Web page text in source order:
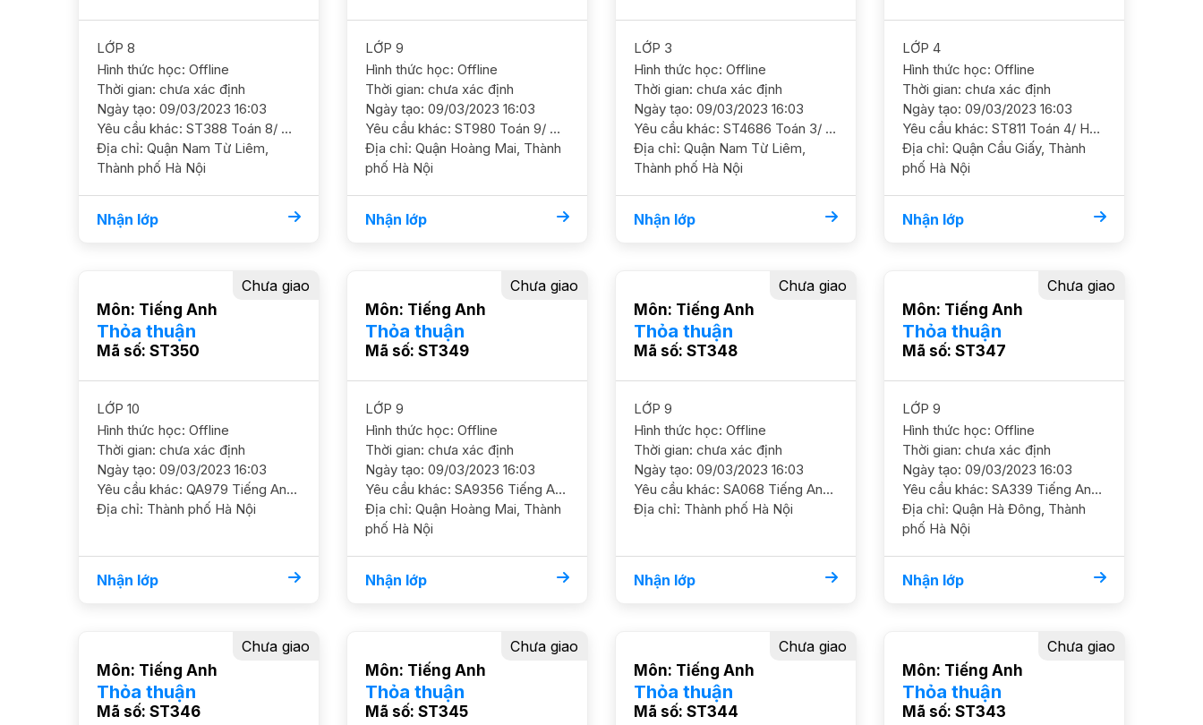
LỚP 8
Hình thức học: Offline
Thời gian: chưa xác định
Ngày tạo: 09/03/2023 16:03
Yêu cầu khác: ST388 Toán 8/ HS Nam/ HL TB Cần học chắc kiến thức cơ bản và ôn luyện thêm, không yêu cầu cao GS nam. ĐC Đầu đường Đại Lộ Thăng Long, Mễ Trì, Nam Từ Liêm HP 160-180/buổi/2h
Địa chỉ: Quận Nam Từ Liêm,
Thành phố Hà Nội
Nhận lớp
LỚP 9
Hình thức học: Offline
Thời gian: chưa xác định
Ngày tạo: 09/03/2023 16:03
Yêu cầu khác: ST980 Toán 9/ HS nữ/ HL Khá Định hướng thi chuyên Sinh KHTN, cần ôn luyện thêm Toán ĐK, Toán chưa tốt GS nam nữ ok. ĐC KĐT Đại Kim, Hoàng Mai Học phí 220 - 250k/b/2h
Địa chỉ: Quận Hoàng Mai, Thành
phố Hà Nội
Nhận lớp
LỚP 3
Hình thức học: Offline
Thời gian: chưa xác định
Ngày tạo: 09/03/2023 16:03
Yêu cầu khác: ST4686 Toán 3/ HS nữ/ HL Khá Cần GS ôn luyện chắc kiến thức cơ bản theo chương trình trên lớp Dạy tại nhà ĐC Vân Canh, NTL GS nữ Lịch học 3 tối/tuần, khung giờ 7h-9h
Địa chỉ: Quận Nam Từ Liêm,
Thành phố Hà Nội
Nhận lớp
LỚP 4
Hình thức học: Offline
Thời gian: chưa xác định
Ngày tạo: 09/03/2023 16:03
Yêu cầu khác: ST811 Toán 4/ HS nam/ TH Nghĩa Tân Cần học chắc cơ bản và ôn luyện thêm. GS nam nữ ok ĐC Ngõ 234 Hoàng Quốc Việt Học 1-2b/tuần. Học phí 150 - 180k/b/2h
Địa chỉ: Quận Cầu Giấy, Thành
phố Hà Nội
Nhận lớp
Môn: Tiếng Anh
Thỏa thuận
Mã số: ST350
Chưa giao
LỚP 10
Hình thức học: Offline
Thời gian: chưa xác định
Ngày tạo: 09/03/2023 16:03
Yêu cầu khác: QA979 Tiếng Anh 10/ HL Khá / HS nam Cần GS ôn luyện chắc kiến thức ngữ pháp và nâng cao thêm, HS đang học thêm TA luyện IE ở TT ĐC Dương Văn Bé, Hai Bà Trưng Học phí 180 - 250k
Địa chỉ: Thành phố Hà Nội
Nhận lớp
Môn: Tiếng Anh
Thỏa thuận
Mã số: ST349
Chưa giao
LỚP 9
Hình thức học: Offline
Thời gian: chưa xác định
Ngày tạo: 09/03/2023 16:03
Yêu cầu khác: SA9356 Tiếng Anh 9/ HS nữ/ HL Khá HS đang ở mức 8 điểm nhưng yếu phần phiên âm và trọng âm, cần củng cố ôn luyện thêm, luyện đề thi cấp 3 GS nữ. ĐC khu đô thị Ao Sào, Thịnh Liệt, Hoàng Mai (gần cầu sét, khu Nam Đô, 609 Trương Định) Học phí 200k - 220k/b/2h
Địa chỉ: Quận Hoàng Mai, Thành
phố Hà Nội
Nhận lớp
Môn: Tiếng Anh
Thỏa thuận
Mã số: ST348
Chưa giao
LỚP 9
Hình thức học: Offline
Thời gian: chưa xác định
Ngày tạo: 09/03/2023 16:03
Yêu cầu khác: SA068 Tiếng Anh 9/ HS nữ/ HL Khá Cần ôn luyện thêm đề thi cấp 3, mục tiêu 9 điểm GS nữ. ĐC ngõ 228 đường Lĩnh Nam Học phí 200 - 250k/b/2h"
Địa chỉ: Thành phố Hà Nội
Nhận lớp
Môn: Tiếng Anh
Thỏa thuận
Mã số: ST347
Chưa giao
LỚP 9
Hình thức học: Offline
Thời gian: chưa xác định
Ngày tạo: 09/03/2023 16:03
Yêu cầu khác: SA339 Tiếng Anh 9/ HS nữ/ THCS Lê Hồng Phong Định hướng cấp 3 thi chuyên Anh - Nguyễn Huệ (nếu đủ khả năng), hiện hS còn đuối ngữ pháp, cần GS hỗ trợ thêm GS nữ, có kinh nghiệm ĐC gần chợ Hà Đông
Địa chỉ: Quận Hà Đông, Thành
phố Hà Nội
Nhận lớp
Môn: Tiếng Anh
Thỏa thuận
Mã số: ST346
Chưa giao
Môn: Tiếng Anh
Thỏa thuận
Mã số: ST345
Chưa giao
Môn: Tiếng Anh
Thỏa thuận
Mã số: ST344
Chưa giao
Môn: Tiếng Anh
Thỏa thuận
Mã số: ST343
Chưa giao